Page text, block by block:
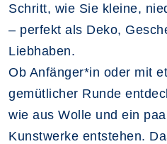
Schritt, wie Sie kleine,
– perfekt als Deko,
Liebhaben.
Ob Anfänger*in oder mit
gemütlicher Runde
wie aus Wolle und ein
Kunstwerke entstehen.